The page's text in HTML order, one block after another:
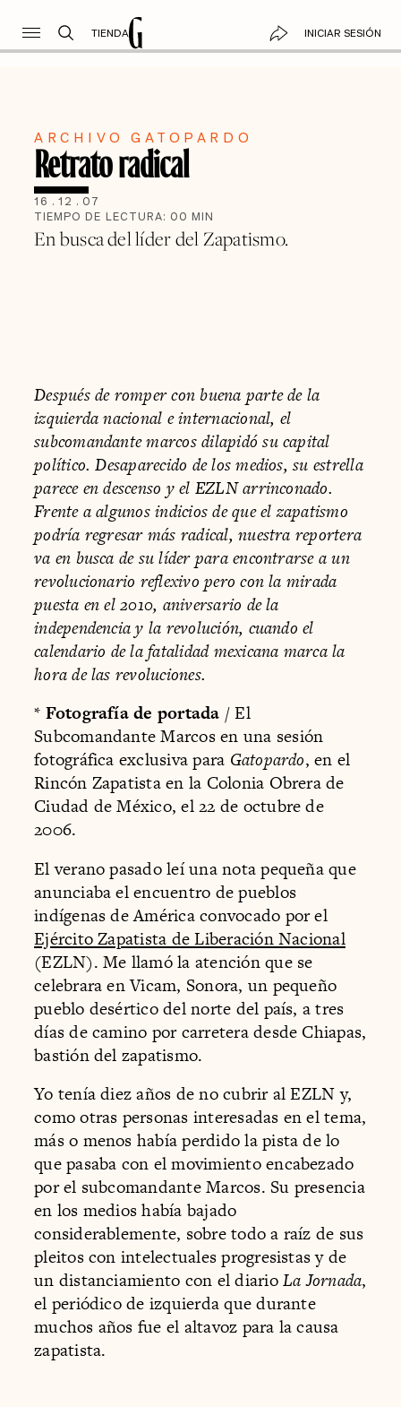
TIENDA INICIAR SESIÓN
ARCHIVO GATOPARDO
Retrato radical
16 . 12 . 07
TIEMPO DE LECTURA: 00 MIN
En busca del líder del Zapatismo.
Después de romper con buena parte de la
izquierda nacional e internacional, el
subcomandante marcos dilapidó su capital
político. Desaparecido de los medios, su estrella
parece en descenso y el EZLN arrinconado.
Frente a algunos indicios de que el zapatismo
podría regresar más radical, nuestra reportera
va en busca de su líder para encontrarse a un
revolucionario reflexivo pero con la mirada
puesta en el 2010, aniversario de la
independencia y la revolución, cuando el
calendario de la fatalidad mexicana marca la
hora de las revoluciones.
* Fotografía de portada / El
Subcomandante Marcos en una sesión
fotográfica exclusiva para Gatopardo, en el
Rincón Zapatista en la Colonia Obrera de
Ciudad de México, el 22 de octubre de
2006.
El verano pasado leí una nota pequeña que
anunciaba el encuentro de pueblos
indígenas de América convocado por el
Ejército Zapatista de Liberación Nacional
(EZLN). Me llamó la atención que se
celebrara en Vicam, Sonora, un pequeño
pueblo desértico del norte del país, a tres
días de camino por carretera desde Chiapas,
bastión del zapatismo.
Yo tenía diez años de no cubrir al EZLN y,
como otras personas interesadas en el tema,
más o menos había perdido la pista de lo
que pasaba con el movimiento encabezado
por el subcomandante Marcos. Su presencia
en los medios había bajado
considerablemente, sobre todo a raíz de sus
pleitos con intelectuales progresistas y de
un distanciamiento con el diarioLa Jornada,
el periódico de izquierda que durante
muchos años fue el altavoz para la causa
zapatista.